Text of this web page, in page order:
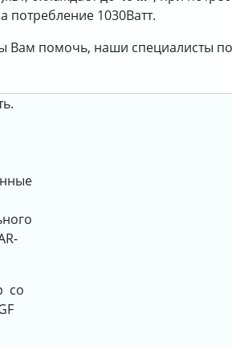
потребление 1030Ватт.
Вам помочь, наши специалисты
со